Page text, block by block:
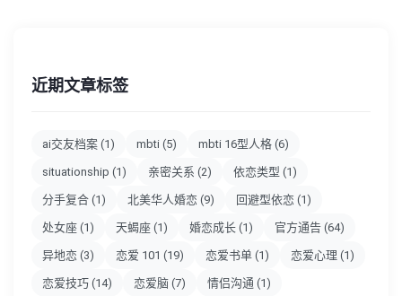
近期文章标签
ai交友档案 (1) mbti (5) mbti 16型人格 (6)
situationship (1) 亲密关系 (2) 依恋类型 (1)
分手复合 (1) 北美华人婚恋 (9) 回避型依恋 (1)
处女座 (1) 天蝎座 (1) 婚恋成长 (1) 官方通告 (64)
异地恋 (3) 恋爱 101 (19) 恋爱书单 (1) 恋爱心理 (1)
恋爱技巧 (14) 恋爱脑 (7) 情侣沟通 (1)